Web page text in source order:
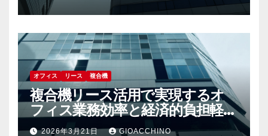
オフィス リース 複合機
複合機リース活用で実現するオ
フィス業務効率と経済的負担軽減
の秘訣
2026年3月21日 GIOACCHINO